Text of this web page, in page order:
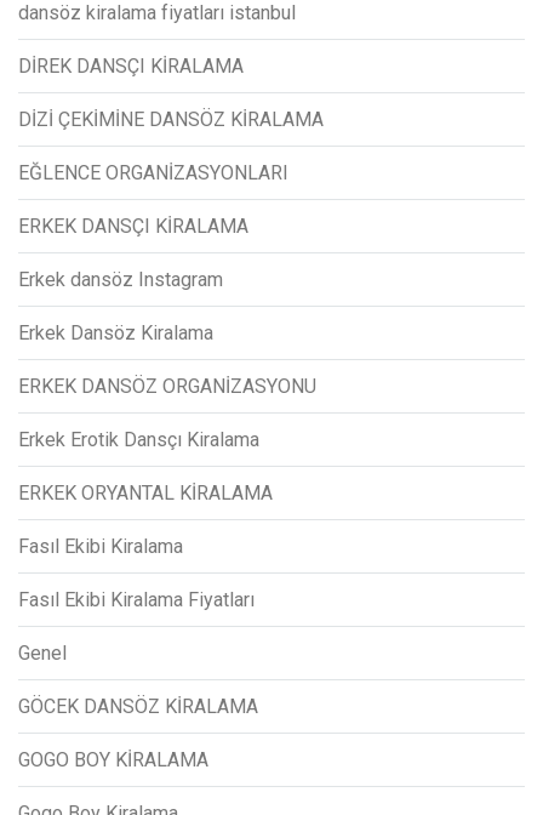
dansöz kiralama fiyatları istanbul
DİREK DANSÇI KİRALAMA
DİZİ ÇEKİMİNE DANSÖZ KİRALAMA
EĞLENCE ORGANİZASYONLARI
ERKEK DANSÇI KİRALAMA
Erkek dansöz Instagram
Erkek Dansöz Kiralama
ERKEK DANSÖZ ORGANİZASYONU
Erkek Erotik Dansçı Kiralama
ERKEK ORYANTAL KİRALAMA
Fasıl Ekibi Kiralama
Fasıl Ekibi Kiralama Fiyatları
Genel
GÖCEK DANSÖZ KİRALAMA
GOGO BOY KİRALAMA